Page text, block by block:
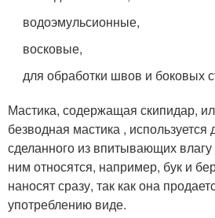
водоэмульсионные,
восковые,
для обработки швов и боковых
Мастика, содержащая скипидар,
безводная мастика , используется
сделанного из впитывающих
ним относятся, например, бук и
наносят сразу, так как она
употреблению виде.